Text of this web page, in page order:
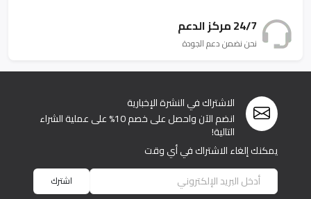
24/7 مركز الدعم
نحن نضمن دعم الجودة
الاشتراك في النشرة الإخبارية
انضم الآن واحصل على خصم 10% على عملية الشراء
التالية!
يمكنك إلغاء الاشتراك في أي وقت
اشترك